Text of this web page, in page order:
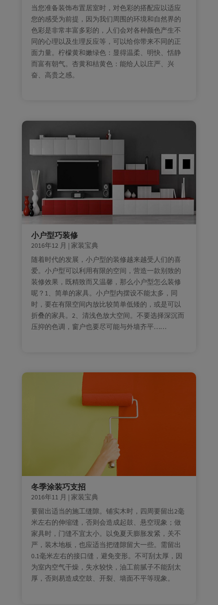
当您准备装饰布置居室时，对色彩的搭配应以适应
您的感受为前提，因为我们周围的环境和自然界的
色彩是非常丰富多彩的，人们会对各种颜色产生不
同的心理以及生理反应等，可以给你带来不同的正
面力量。柠檬黄和嫩绿色：显得温柔、明快、恬静
而富有朝气。杏黄和桔黄色：能给人以庄严、兴
奋、高贵之感。
小户型巧装修
2016年12 月 | 家装宝典
随着时代的发展，小户型的装修越来越受人们的喜
爱。小户型可以利用有限的空间，营造一款别致的
装修效果，既精致而又温馨，那么小户型怎么装修
呢？1、简单的家具。小户型内摆设不能太多，同
时，要在有限空间内放比较简单低矮的，或是可以
折叠的家具。2、清浅色放大空间。不要选择深沉而
压抑的色调，窗户也要尽可能与外墙齐平……
冬季涂装巧支招
2016年11 月 | 家装宝典
要留出适当的施工缝隙。铺实木时，四周要留出2毫
米左右的伸缩缝，否则会造成起鼓、悬空现象；做
家具时，门缝不宜太小。以免夏天膨胀发紧，关不
严，装木地板，也应适当把缝隙留大一些。需留出
0.1毫米左右的接口缝，避免变形。不可刮太厚，因
为室内空气干燥，失水较快，油工前腻子不能刮太
厚，否则易造成空鼓、开裂、墙面不平等现象。